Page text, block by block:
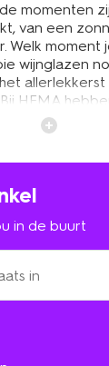
momenten
van een
Welk moment
wijnglazen
HEMA
Ga je
ronder
van goede
zijn de
maar ook
of meerdere
in de buurt